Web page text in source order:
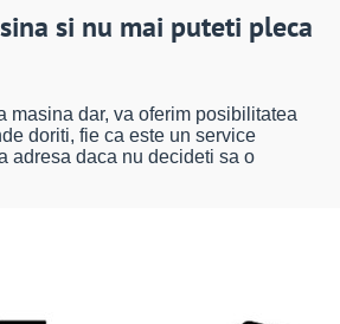
si nu mai puteti pleca
masina dar, va oferim posibilitatea
doriti, fie ca este un service
adresa daca nu decideti sa o